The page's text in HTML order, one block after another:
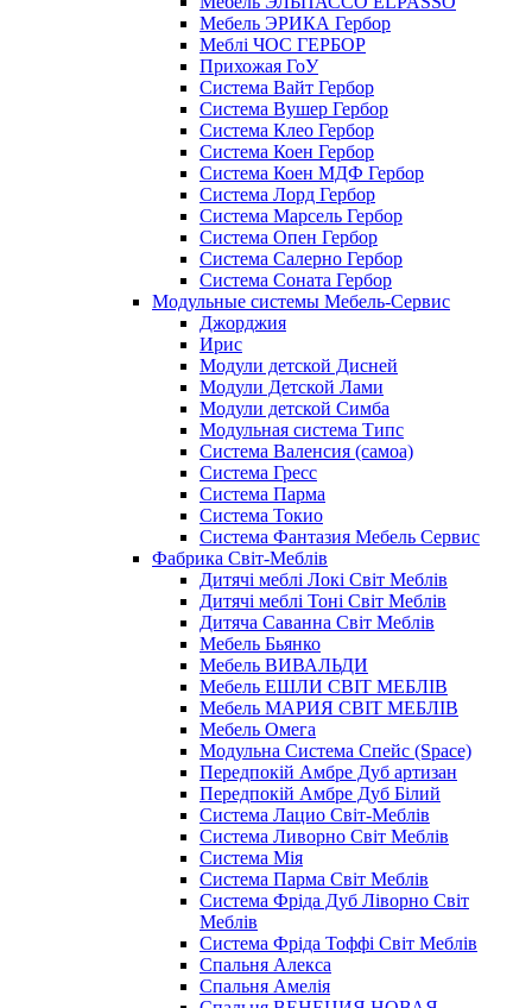
Мебель ЭРИКА Гербор
Меблі ЧОС ГЕРБОР
Прихожая ГоУ
Система Вайт Гербор
Система Вушер Гербор
Система Клео Гербор
Система Коен Гербор
Система Коен МДФ Гербор
Система Лорд Гербор
Система Марсель Гербор
Система Опен Гербор
Система Салерно Гербор
Система Соната Гербор
Модульные системы Мебель-Сервис
Джорджия
Ирис
Модули детской Дисней
Модули Детской Лами
Модули детской Симба
Модульная система Типс
Система Валенсия (самоа)
Система Гресс
Система Парма
Система Токио
Система Фантазия Мебель Сервис
Фабрика Світ-Меблів
Дитячі меблі Локі Світ Меблів
Дитячі меблі Тоні Світ Меблів
Дитяча Саванна Світ Меблів
Мебель Бьянко
Мебель ВИВАЛЬДИ
Мебель ЕШЛИ СВІТ МЕБЛІВ
Мебель МАРИЯ СВІТ МЕБЛІВ
Мебель Омега
Модульна Cистема Спейс (Space)
Передпокій Амбре Дуб артизан
Передпокій Амбре Дуб Білий
Система Лацио Світ-Меблів
Система Ливорно Світ Меблів
Система Мія
Система Парма Свiт Меблiв
Система Фріда Дуб Ліворно Світ
Меблів
Система Фріда Тоффі Світ Меблів
Спальня Алекса
Спальня Амелія